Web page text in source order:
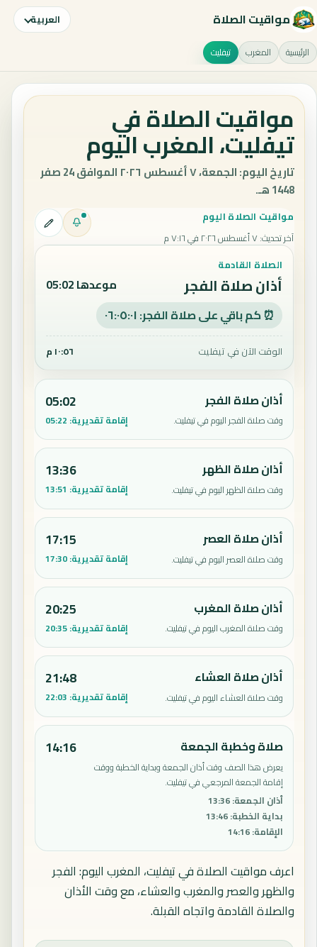
مواقيت الصلاة العربية
الرئيسية المغرب تيفليت
مواقيت الصلاة في
تيفليت، المغرب اليوم
تاريخ اليوم: الجمعة، ٧ أغسطس ٢٠٢٦ الموافق 24 صفر
1448 هـ.
مواقيت الصلاة اليوم
آخر تحديث:٧ أغسطس ٢٠٢٦ في ٧:١٦ م
الصلاة القادمة
أذان صلاة الفجر موعدها 05:02
⏰ كم باقي على صلاة الفجر: ٠٦:٠٥:٠٠
الوقت الآن في تيفليت ١٠:٥٧ م
أذان صلاة الفجر
وقت صلاة الفجر اليوم في تيفليت.
05:02
إقامة تقديرية: 05:22
أذان صلاة الظهر
وقت صلاة الظهر اليوم في تيفليت.
13:36
إقامة تقديرية: 13:51
أذان صلاة العصر
وقت صلاة العصر اليوم في تيفليت.
17:15
إقامة تقديرية:17:30
أذان صلاة المغرب
وقت صلاة المغرب اليوم في تيفليت.
20:25
إقامة تقديرية:20:35
أذان صلاة العشاء
وقت صلاة العشاء اليوم في تيفليت.
21:48
إقامة تقديرية: 22:03
صلاة وخطبة الجمعة
يعرض هذا الصف وقت أذان الجمعة وبداية الخطبة ووقت
إقامة الجمعة المرجعي في تيفليت.
أذان الجمعة:
13:36
بداية الخطبة:
13:46
الإقامة:
14:16
14:16
اعرف مواقيت الصلاة في تيفليت، المغرب اليوم: الفجر
والظهر والعصر والمغرب والعشاء، مع وقت الأذان
والصلاة القادمة واتجاه القبلة.